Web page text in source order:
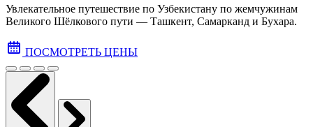
Увлекательное путешествие по Узбекистану по жемчужинам
Великого Шёлкового пути — Ташкент, Самарканд и Бухара.
ПОСМОТРЕТЬ ЦЕНЫ